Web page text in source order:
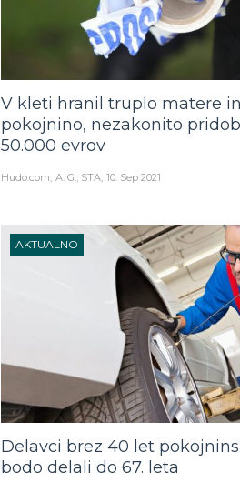
V kleti hranil truplo matere
pokojnino, nezakonito
50.000 evrov
Hudo.com A. G., STA 10. Sep 2021
AKTUALNO
Delavci brez 40 let
bodo delali do 67. leta